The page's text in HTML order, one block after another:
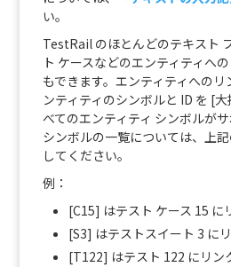
い。
TestRail のほとんどのテキスト
ト ケースなどのエンティティへ
もできます。エンティティへの
ンティティのシンボルと ID を [
べてのエンティティ シンボルが
シンボルの一覧については、上
してください。
例：
[C15] はテスト ケース 15 に
[S3] はテストスイート 3 にリ
[T122] はテスト 122 にリン